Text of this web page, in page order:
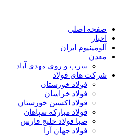
صفحه اصلی
اخبار
آلومینیوم ایران
معدن
سرب و روی مهدی آباد
شرکت های فولاد
فولاد خوزستان
فولاد خراسان
فولاد اکسین خوزستان
فولاد مبارکه سپاهان
صبا فولاد خلیج فارس
فولاد جهان آرا